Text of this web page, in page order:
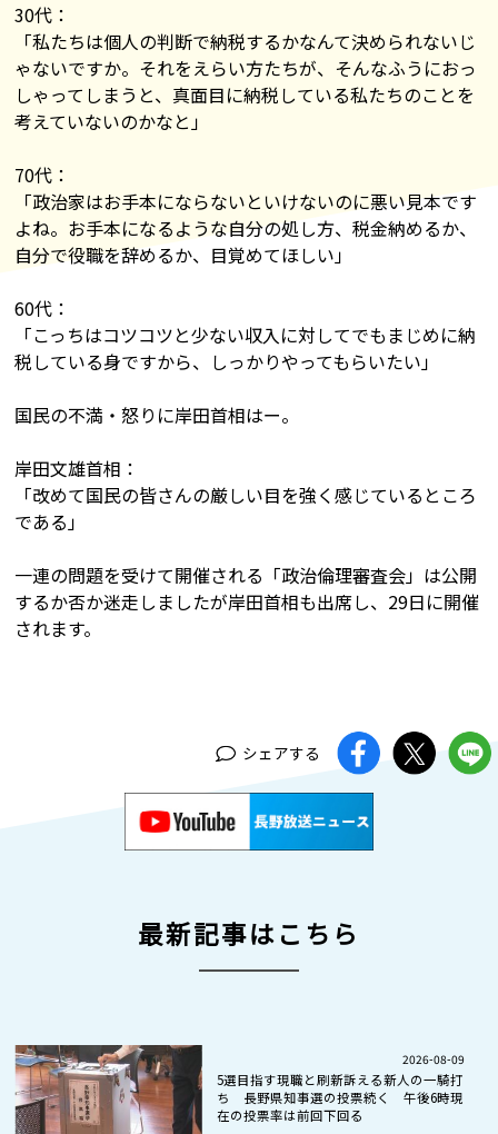
30代：
「私たちは個人の判断で納税するかなんて決められないじ
ゃないですか。それをえらい方たちが、そんなふうにおっ
しゃってしまうと、真面目に納税している私たちのことを
考えていないのかなと」
70代：
「政治家はお手本にならないといけないのに悪い見本です
よね。お手本になるような自分の処し方、税金納めるか、
自分で役職を辞めるか、目覚めてほしい」
60代：
「こっちはコツコツと少ない収入に対してでもまじめに納
税している身ですから、しっかりやってもらいたい」
国民の不満・怒りに岸田首相はー。
岸田文雄首相：
「改めて国民の皆さんの厳しい目を強く感じているところ
である」
一連の問題を受けて開催される「政治倫理審査会」は公開
するか否か迷走しましたが岸田首相も出席し、29日に開催
されます。
シェアする
最新記事はこちら
2026-08-09
5選目指す現職と刷新訴える新人の一騎打
ち 長野県知事選の投票続く 午後6時現
在の投票率は前回下回る